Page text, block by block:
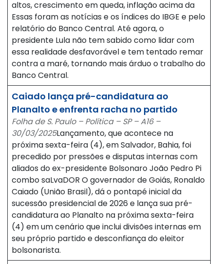
altos, crescimento em queda, inflação acima da
Essas foram as notícias e os índices do IBGE e pelo
relatório do Banco Central. Até agora, o
presidente Lula não tem sabido como lidar com
essa realidade desfavorável e tem tentado remar
contra a maré, tornando mais árduo o trabalho do
Banco Central.
Caiado lança pré-candidatura ao
Planalto e enfrenta racha no partido
Folha de S. Paulo – Política – SP – A16 –
30/03/2025Lançamento, que acontece na
próxima sexta-feira (4), em Salvador, Bahia, foi
precedido por pressões e disputas internas com
aliados do ex-presidente Bolsonaro João Pedro Pi
combo saLvaDOR O governador de Goiás, Ronaldo
Caiado (União Brasil), dá o pontapé inicial da
sucessão presidencial de 2026 e lança sua pré-
candidatura ao Planalto na próxima sexta-feira
(4) em um cenário que inclui divisões internas em
seu próprio partido e desconfiança do eleitor
bolsonarista.